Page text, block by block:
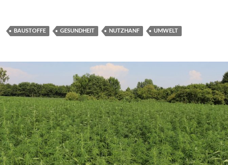
BAUSTOFFE GESUNDHEIT NUTZHANF UMWELT